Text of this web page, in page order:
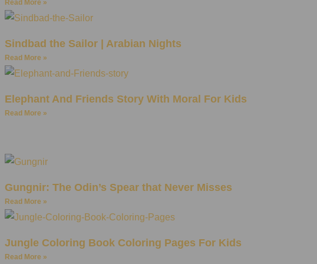
Read More »
Sindbad the Sailor | Arabian Nights
Read More »
Elephant And Friends Story With Moral For Kids
Read More »
Gungnir: The Odin’s Spear that Never Misses
Read More »
Jungle Coloring Book Coloring Pages For Kids
Read More »